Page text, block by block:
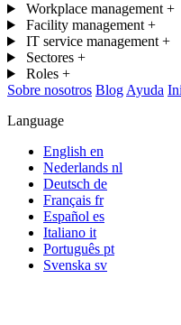
Workplace management +
Facility management +
IT service management +
Sectores +
Roles +
Sobre nosotros Blog Ayuda
Language
English en
Nederlands nl
Deutsch de
Français fr
Español es
Italiano it
Português pt
Svenska sv